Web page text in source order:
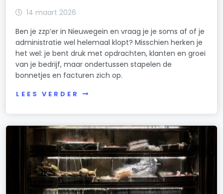
14 maart 2026
Ben je zzp’er in Nieuwegein en vraag je je soms af of je
administratie wel helemaal klopt? Misschien herken je
het wel: je bent druk met opdrachten, klanten en groei
van je bedrijf, maar ondertussen stapelen de
bonnetjes en facturen zich op.
LEES VERDER